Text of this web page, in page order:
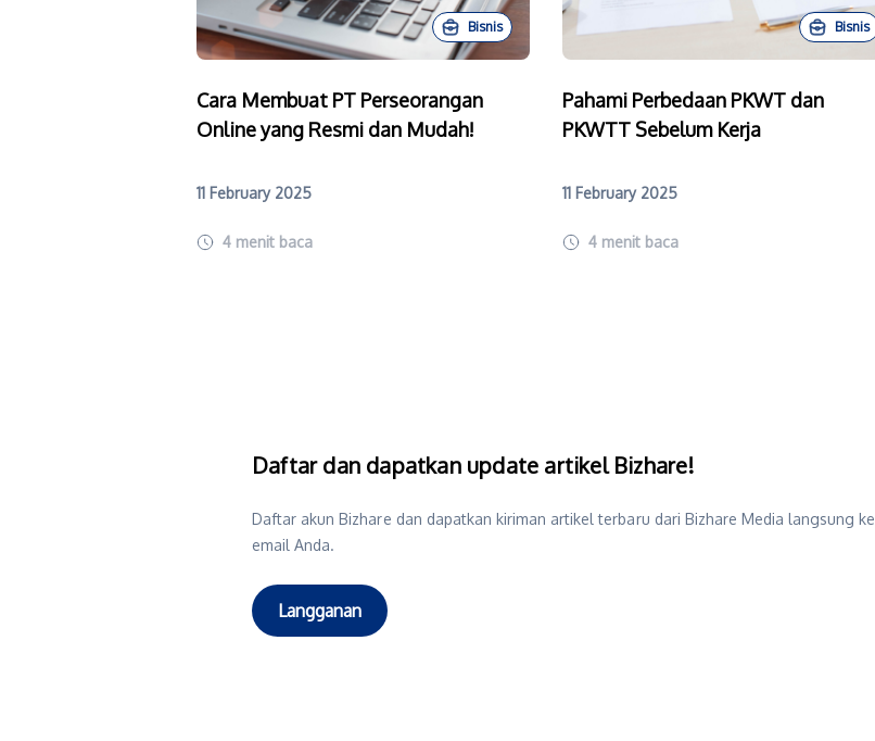
Bisnis
Cara Membuat PT Perseorangan
Online yang Resmi dan Mudah!
11 February 2025
4 menit baca
Bisnis
Pahami Perbedaan PKWT dan
PKWTT Sebelum Kerja
11 February 2025
4 menit baca
Daftar dan dapatkan update artikel Bizhare!
Daftar akun Bizhare dan dapatkan kiriman artikel terbaru dari Bizhare Media langsung ke
email Anda.
Langganan